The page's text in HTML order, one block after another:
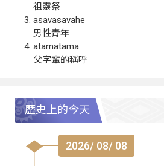
祖靈祭
asavasavahe
男性青年
atamatama
父字輩的稱呼
歷史上的今天
2026/ 08/ 08